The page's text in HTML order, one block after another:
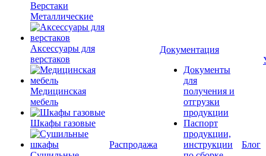
Верстаки
Металлические
Аксессуары для
верстаков
Медицинская
мебель
Шкафы газовые
Распродажа
Документация
Документы
для
получения и
отгрузки
продукции
Паспорт
продукции,
инструкции
Блог